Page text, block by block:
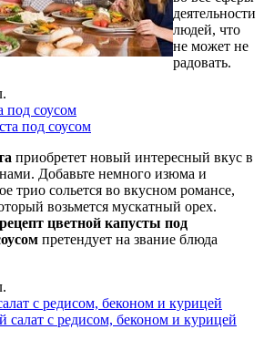
деятельности
людей, что
не может не
радовать.
под соусом
приобретет новый интересный вкус в
Добавьте немного изюма и
трио сольется во вкусном романсе,
возьмется мускатный орех.
рецепт цветной капусты под
претендует на звание блюда
с редисом, беконом и курицей